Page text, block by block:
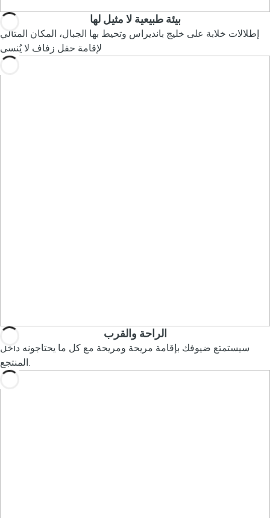
بيئة طبيعية لا مثيل لها
إطلالات خلابة على خليج بانديراس وتحيط بها الجبال، المكان المثالي
لإقامة حفل زفاف لا يُنسى
الراحة والقرب
سيستمتع ضيوفك بإقامة مريحة ومريحة مع كل ما يحتاجونه داخل
المنتجع.